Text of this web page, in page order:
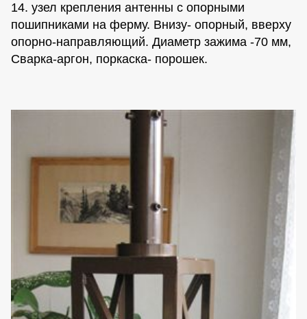
14. узел крепления антенны с опорными
пошипниками на ферму. Внизу- опорный, вверху
опорно-направляющий. Диаметр зажима -70 мм,
Сварка-аргон, поркаска- порошек.